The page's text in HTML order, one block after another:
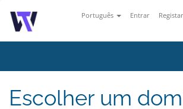
Português Entrar Registar
Escolher um